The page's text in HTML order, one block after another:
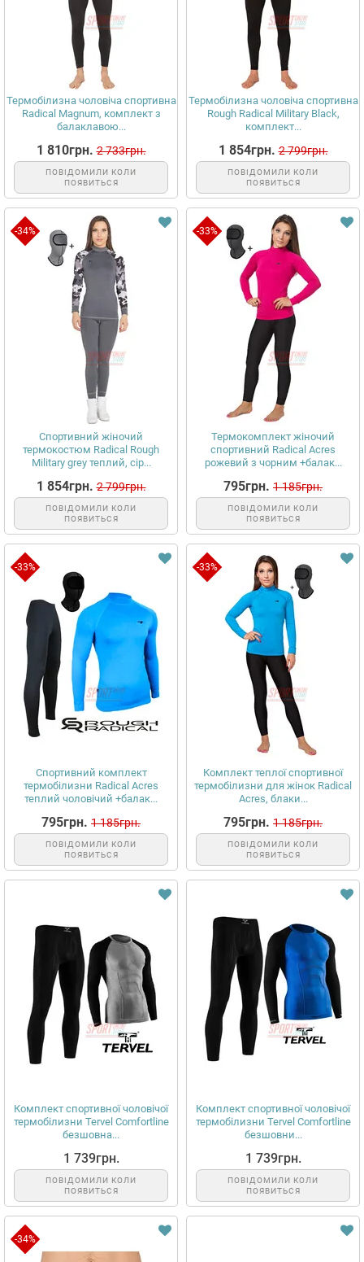
Термобілизна чоловіча спортивна
Radical Magnum, комплект з
балаклавою...
1 810грн. 2 733грн.
ПОВІДОМИЛИ КОЛИ
ПОЯВИТЬСЯ
Термобілизна чоловіча спортивна
Rough Radical Military Black,
комплект...
1 854грн. 2 799грн.
ПОВІДОМИЛИ КОЛИ
ПОЯВИТЬСЯ
-34%
Спортивний жіночий
термокостюм Radical Rough
Military grey теплий, сір...
1 854грн. 2 799грн.
ПОВІДОМИЛИ КОЛИ
ПОЯВИТЬСЯ
-33%
Термокомплект жіночий
спортивний Radical Acres
рожевий з чорним +балак...
795грн. 1 185грн.
ПОВІДОМИЛИ КОЛИ
ПОЯВИТЬСЯ
-33%
Спортивний комплект
термобілизни Radical Acres
теплий чоловічий +балак...
795грн. 1 185грн.
ПОВІДОМИЛИ КОЛИ
ПОЯВИТЬСЯ
-33%
Комплект теплої спортивної
термобілизни для жінок Radical
Acres, блаки...
795грн. 1 185грн.
ПОВІДОМИЛИ КОЛИ
ПОЯВИТЬСЯ
Комплект спортивної чоловічої
термобілизни Tervel Comfortline
безшовна...
1 739грн.
ПОВІДОМИЛИ КОЛИ
ПОЯВИТЬСЯ
Комплект спортивної чоловічої
термобілизни Tervel Comfortline
безшовни...
1 739грн.
ПОВІДОМИЛИ КОЛИ
ПОЯВИТЬСЯ
-34%